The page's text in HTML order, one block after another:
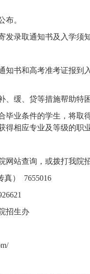
布。
发录取通知书及入学须知
知书和高考准考证报
、缓、贷等措施帮助特
毕业条件的学生，将
相应专业及等级的职
网站查询，或拨打我院
真） 7655016
招生办